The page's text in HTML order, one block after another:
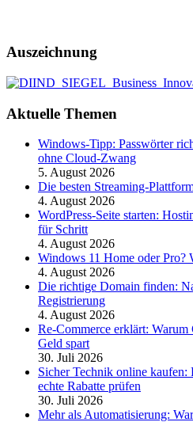
Auszeichnung
Aktuelle Themen
Windows-Tipp: Passwörter
ohne Cloud-Zwang
5. August 2026
Die besten Streaming-
4. August 2026
WordPress-Seite starten:
für Schritt
4. August 2026
Windows 11 Home oder Pro?
4. August 2026
Die richtige Domain finden:
Registrierung
4. August 2026
Re-Commerce erklärt: Warum
Geld spart
30. Juli 2026
Sicher Technik online kaufen:
echte Rabatte prüfen
30. Juli 2026
Mehr als Automatisierung: